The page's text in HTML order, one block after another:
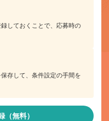
しておくことで、応募時の
存して、条件設定の手間を
（無料）